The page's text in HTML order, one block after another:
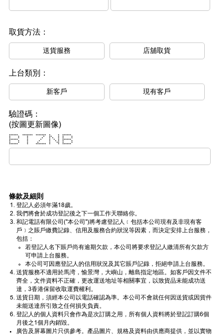
取貨方法：
送貨服務 店舖取貨
上台類別：
新客戶 現有客戶
驗證碼：
(按圖更新圖像)
****** ******* ******* * * ******
* * * * ** * * *
* * * * * * * * *
****** * * * * * ******
* * * * * * * * *
* * * * * ** * *
****** * ******* * * ******
條款及細則
登記人必須年滿18歲。
我們將會於成功登記後之下一個工作天聯絡你。
和記電話有限公司("本公司")將考慮登記人﹝包括本公司現有及非現有客
戶﹞之賬戶繳費記錄、信用及服務合約狀況等因素，而決定安排上台服務，
包括：
若登記人名下賬戶尚有逾期欠款，本公司將要求登記人繳清所有欠款方
可申請上台服務。
本公司可因應登記人的信用狀況及其它賬戶記錄，拒絕申請上台服務。
送貨服務不適用於馬湾，愉景灣，大嶼山，離島指定地區。如客戶因文件不
齊全，文件資料不正確，更改運送地址等相關事宜，以致貨品未能成功送
達，3香港保留收取運費權利。
送貨日期，須經本公司以電話確認為準。本公司不會就任何因送貨或因貨件
未能送達所引致之任何損失負責。
登記人的個人資料只會作為是次訂購之用，所有個人資料將於登記訂購6個
月後之1個月內銷毀。
廣告及屏幕圖片只供參考。產品圖片、規格及資料由供應商提供，並以實物